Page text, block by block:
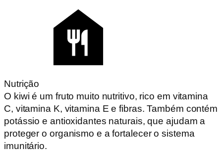
Nutrição
O kiwi é um fruto muito nutritivo, rico em vitamina
C, vitamina K, vitamina E e fibras. Também contém
potássio e antioxidantes naturais, que ajudam a
proteger o organismo e a fortalecer o sistema
imunitário.